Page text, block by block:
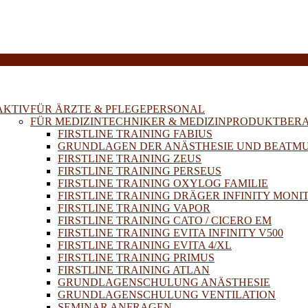
FÜR ÄRZTE & PFLEGEPERSONAL
FÜR MEDIZINTECHNIKER &
FIRSTLINE TRAINING FABIUS
GRUNDLAGEN DER ANÄSTHESIE UND
FIRSTLINE TRAINING ZEUS
FIRSTLINE TRAINING PERSEUS
FIRSTLINE TRAINING OXYLOG FAMILIE
FIRSTLINE TRAINING DRÄGER INFINITY
FIRSTLINE TRAINING VAPOR
FIRSTLINE TRAINING CATO / CICERO EM
FIRSTLINE TRAINING EVITA INFINITY V500
FIRSTLINE TRAINING EVITA 4/XL
FIRSTLINE TRAINING PRIMUS
FIRSTLINE TRAINING ATLAN
GRUNDLAGENSCHULUNG ANÄSTHESIE
GRUNDLAGENSCHULUNG VENTILATION